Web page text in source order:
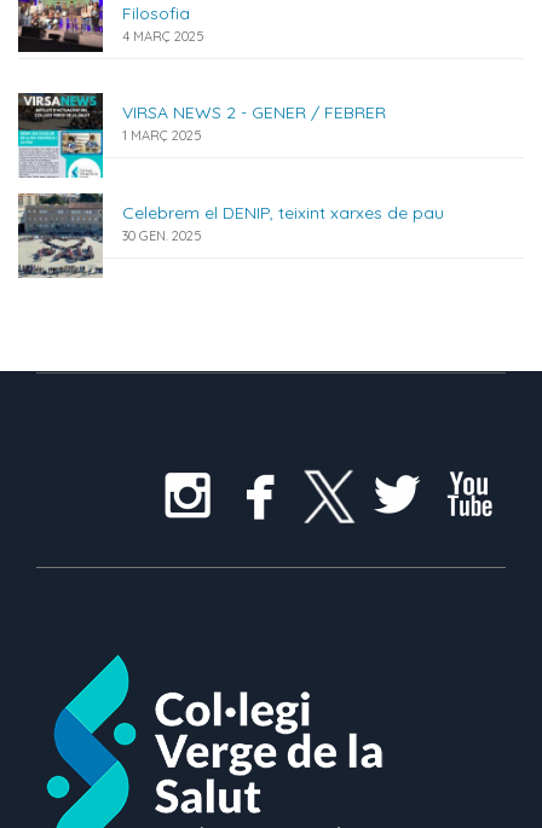
Filosofia
4 MARÇ 2025
VIRSA NEWS 2 - GENER / FEBRER
1 MARÇ 2025
Celebrem el DENIP, teixint xarxes de pau
30 GEN. 2025